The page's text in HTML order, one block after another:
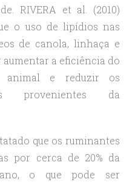
RIVERA et al. (2010)
o uso de lipídios nas
de canola, linhaça e
a eficiência do
animal e reduzir os
provenientes da
que os ruminantes
por cerca de 20% da
o que pode ser